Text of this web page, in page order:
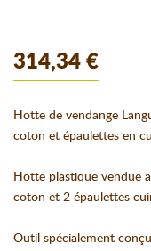
314,34 €
Hotte de vendange
coton et épaulettes en
Hotte plastique vendue
coton et 2 épaulettes
Outil spécialement